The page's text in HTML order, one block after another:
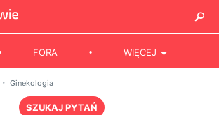
FORA WIĘCEJ
Ginekologia
SZUKAJ PYTAŃ